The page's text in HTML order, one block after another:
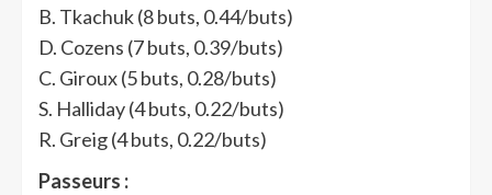
B. Tkachuk (8 buts, 0.44/buts)
D. Cozens (7 buts, 0.39/buts)
C. Giroux (5 buts, 0.28/buts)
S. Halliday (4 buts, 0.22/buts)
R. Greig (4 buts, 0.22/buts)
Passeurs :